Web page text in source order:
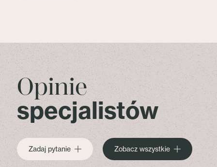
Opinie
specjalistów
Zadaj pytanie Zobacz wszystkie